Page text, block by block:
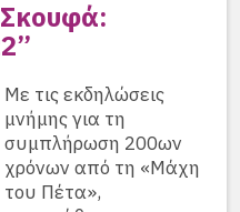
Με τις εκδηλώσεις
μνήμης για τη
συμπλήρωση 200ων
χρόνων από τη «Μάχη
του Πέτα»,